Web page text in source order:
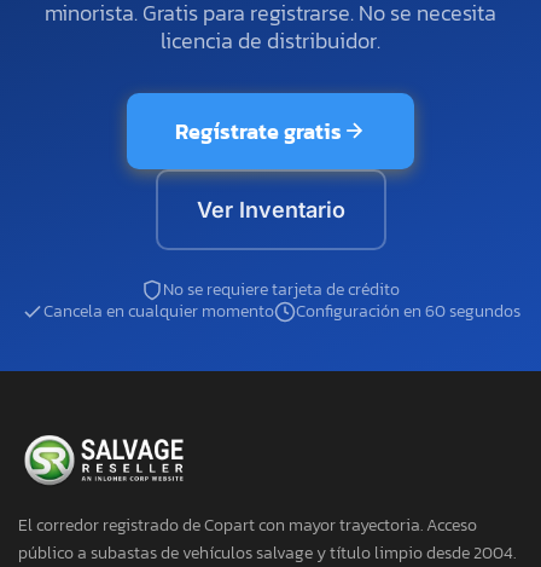
minorista. Gratis para registrarse. No se necesita
licencia de distribuidor.
Regístrate gratis
Ver Inventario
No se requiere tarjeta de crédito
Cancela en cualquier momento
Configuración en 60 segundos
El corredor registrado de Copart con mayor trayectoria. Acceso
público a subastas de vehículos salvage y título limpio desde 2004.